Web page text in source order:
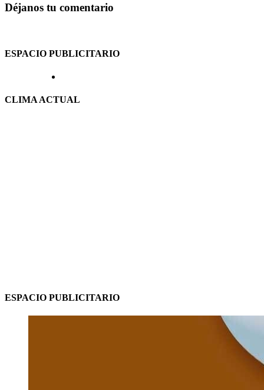
Déjanos tu comentario
ESPACIO PUBLICITARIO
CLIMA ACTUAL
ESPACIO PUBLICITARIO